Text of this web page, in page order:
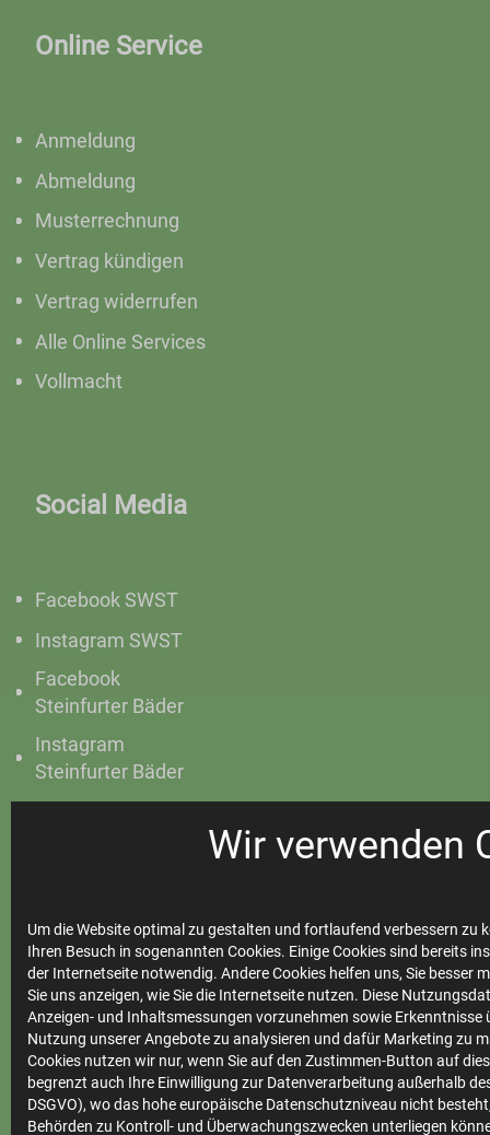
Wir verwenden
Um die Website optimal zu gestalten und fortlaufend verbessern
Ihren Besuch in sogenannten Cookies. Einige Cookies sind bereits
der Internetseite notwendig. Andere Cookies helfen uns, Sie besser
Sie uns anzeigen, wie Sie die Internetseite nutzen. Diese
Anzeigen- und Inhaltsmessungen vorzunehmen sowie Erkenntnisse
Nutzung unserer Angebote zu analysieren und dafür Marketing zu
Cookies nutzen wir nur, wenn Sie auf den Zustimmen-Button auf
begrenzt auch Ihre Einwilligung zur Datenverarbeitung außerhalb
DSGVO), wo das hohe europäische Datenschutzniveau nicht
Behörden zu Kontroll- und Überwachungszwecken unterliegen
Online Service
Anmeldung
Abmeldung
Musterrechnung
Vertrag kündigen
Vertrag widerrufen
Alle Online Services
Vollmacht
Social Media
Facebook SWST
Instagram SWST
Facebook
Steinfurter Bäder
Instagram
Steinfurter Bäder
Stadtwerke
Marktkommunikation
Vertrieb
Impressum
Datenschutz